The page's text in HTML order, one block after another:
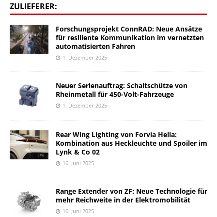
ZULIEFERER:
Forschungsprojekt ConnRAD: Neue Ansätze
für resiliente Kommunikation im vernetzten
automatisierten Fahren
1. Dezember 2025
Neuer Serienauftrag: Schaltschütze von
Rheinmetall für 450-Volt-Fahrzeuge
1. Dezember 2025
Rear Wing Lighting von Forvia Hella:
Kombination aus Heckleuchte und Spoiler im
Lynk & Co 02
16. Juni 2025
Range Extender von ZF: Neue Technologie für
mehr Reichweite in der Elektromobilität
16. Juni 2025